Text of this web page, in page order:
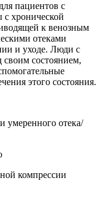
пациентов с
хронической
к венозным
отеками
и уходе. Люди с
состоянием,
этого состояния.
умеренного отека/
компрессии